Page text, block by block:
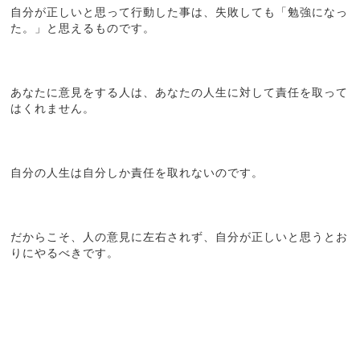
自分が正しいと思って行動した事は、失敗しても「勉強になっ
た。」と思えるものです。
あなたに意見をする人は、あなたの人生に対して責任を取って
はくれません。
自分の人生は自分しか責任を取れないのです。
だからこそ、人の意見に左右されず、自分が正しいと思うとお
りにやるべきです。